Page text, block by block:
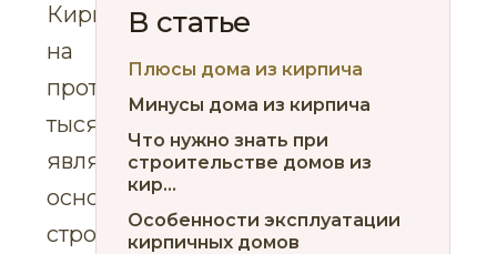
Кирпич
на
протяжении
тысячелетий
является
основой
строительства.
В статье
Плюсы дома из кирпича
Минусы дома из кирпича
Что нужно знать при
строительстве домов из
кир...
Особенности эксплуатации
кирпичных домов